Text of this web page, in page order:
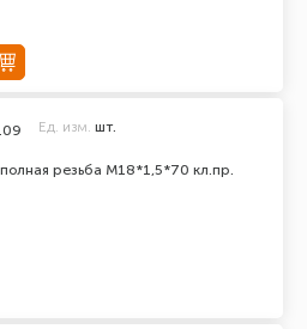
резьба M18*1,5*70 кл.пр.
Ед. изм. шт.